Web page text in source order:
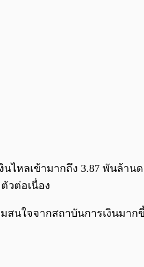
นไหลเข้ามากถึง 3.87 พันล้
วต่อเนื่อง
สนใจจากสถาบันการเงินม